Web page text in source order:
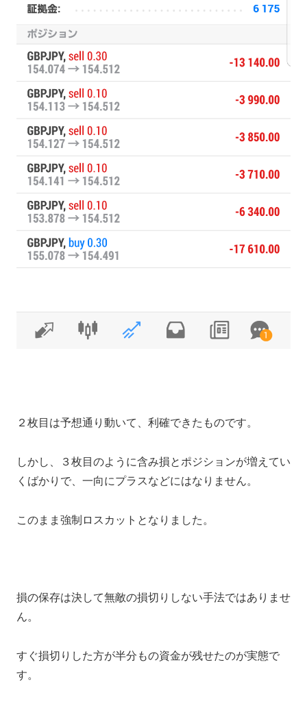
２枚目は予想通り動いて、利確できたものです。
しかし、３枚目のように含み損とポジションが増えてい
くばかりで、一向にプラスなどにはなりません。
このまま強制ロスカットとなりました。
損の保存は決して無敵の損切りしない手法ではありませ
ん。
すぐ損切りした方が半分もの資金が残せたのが実態で
す。